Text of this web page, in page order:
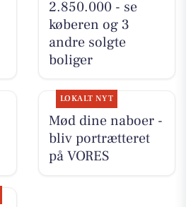
2.850.000 - se
køberen og 3
andre solgte
boliger
LOKALT NYT
Mød dine naboer -
bliv portrætteret
på VORES